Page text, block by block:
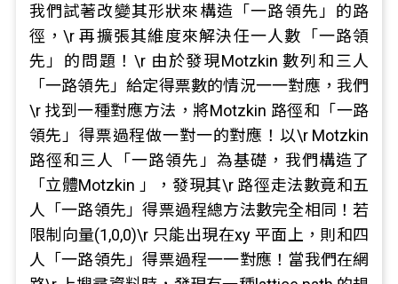
我們試著改變其形狀來構造「一路領先」的路
徑，\r 再擴張其維度來解決任一人數「一路領
先」的問題！\r 由於發現Motzkin 數列和三人
「一路領先」給定得票數的情況一一對應，我們
\r 找到一種對應方法，將Motzkin 路徑和「一路
領先」得票過程做一對一的對應！以\r Motzkin
路徑和三人「一路領先」為基礎，我們構造了
「立體Motzkin 」，發現其\r 路徑走法數竟和五
人「一路領先」得票過程總方法數完全相同！若
限制向量(1,0,0)\r 只能出現在xy 平面上，則和四
人「一路領先」得票過程一一對應！當我們在網